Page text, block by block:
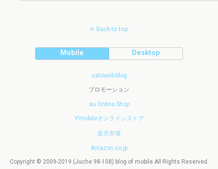
Back to top
Mobile Desktop
satoweb-blog
プロモーション
au Online Shop
Y!mobileオンラインストア
楽天市場
Amazon.co.jp
Copyright © 2009-2019 (Juche 98-108) blog of mobile All Rights Reserved.